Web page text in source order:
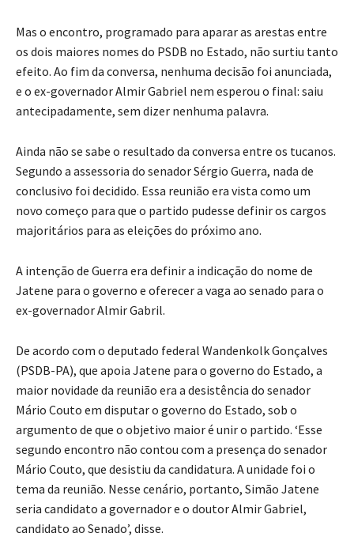
Mas o encontro, programado para aparar as arestas entre
os dois maiores nomes do PSDB no Estado, não surtiu tanto
efeito. Ao fim da conversa, nenhuma decisão foi anunciada,
e o ex-governador Almir Gabriel nem esperou o final: saiu
antecipadamente, sem dizer nenhuma palavra.
Ainda não se sabe o resultado da conversa entre os tucanos.
Segundo a assessoria do senador Sérgio Guerra, nada de
conclusivo foi decidido. Essa reunião era vista como um
novo começo para que o partido pudesse definir os cargos
majoritários para as eleições do próximo ano.
A intenção de Guerra era definir a indicação do nome de
Jatene para o governo e oferecer a vaga ao senado para o
ex-governador Almir Gabril.
De acordo com o deputado federal Wandenkolk Gonçalves
(PSDB-PA), que apoia Jatene para o governo do Estado, a
maior novidade da reunião era a desistência do senador
Mário Couto em disputar o governo do Estado, sob o
argumento de que o objetivo maior é unir o partido. ‘Esse
segundo encontro não contou com a presença do senador
Mário Couto, que desistiu da candidatura. A unidade foi o
tema da reunião. Nesse cenário, portanto, Simão Jatene
seria candidato a governador e o doutor Almir Gabriel,
candidato ao Senado’, disse.